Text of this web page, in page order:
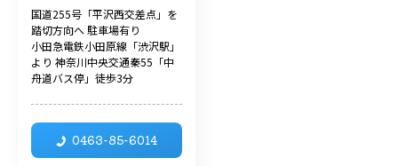
国道255号「平沢西交差点」を
踏切方向へ 駐車場有り
小田急電鉄小田原線「渋沢駅」
より 神奈川中央交通秦55「中
舟道バス停」徒歩3分
0463-85-6014